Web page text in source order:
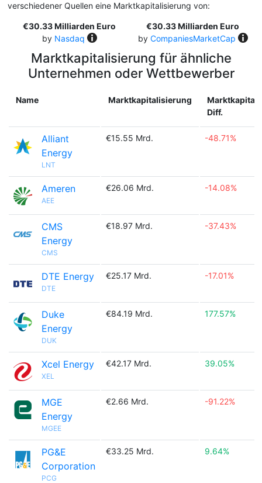
verschiedener Quellen eine Marktkapitalisierung von:
€30.33 Milliarden Euro
by Nasdaq
€30.33 Milliarden Euro
by CompaniesMarketCap
Marktkapitalisierung für ähnliche
Unternehmen oder Wettbewerber
Name Marktkapitalisierung
Diff.
Alliant
Energy
LNT
€15.55 Mrd. -48.71%
Ameren
AEE
€26.06 Mrd. -14.08%
CMS
Energy
CMS
€18.97 Mrd. -37.43%
DTE Energy
DTE
€25.17 Mrd. -17.01%
Duke
Energy
DUK
€84.19 Mrd. 177.57%
Xcel Energy
XEL
€42.17 Mrd. 39.05%
MGE
Energy
MGEE
€2.66 Mrd. -91.22%
PG&E
Corporation
PCG
€33.25 Mrd. 9.64%